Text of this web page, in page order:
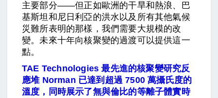
主要部分——但正如歐洲的干旱和熱浪、巴
基斯坦和尼日利亞的洪水以及所有其他氣候
災難所表明的那樣，我們需要大規模的改
變。未來十年向核聚變的過渡可以提供這一
點。
TAE Technologies 最先進的核聚變研究反
應堆 Norman 已達到超過 7500 萬攝氏度的
溫度，同時展示了無與倫比的等離子體實時